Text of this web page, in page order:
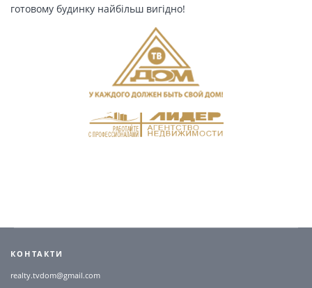
готовому будинку найбільш вигідно!
КОНТАКТИ
realty.tvdom@gmail.com